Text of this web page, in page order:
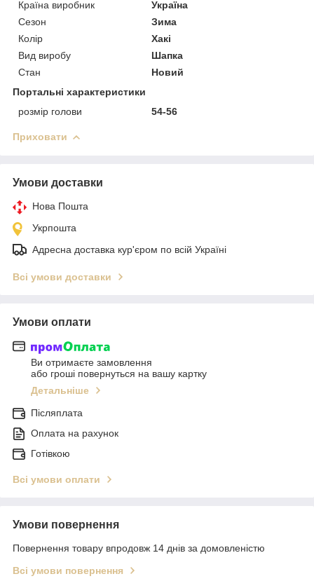
Країна виробник
Україна
Сезон
Зима
Колір
Хакі
Вид виробу
Шапка
Стан
Новий
Портальні характеристики
розмір голови
54-56
Приховати
Умови доставки
Нова Пошта
Укрпошта
Адресна доставка кур'єром по всій Україні
Всі умови доставки
Умови оплати
Ви отримаєте замовлення
або гроші повернуться на вашу картку
Детальніше
Післяплата
Оплата на рахунок
Готівкою
Всі умови оплати
Умови повернення
Повернення товару впродовж 14 днів за домовленістю
Всі умови повернення